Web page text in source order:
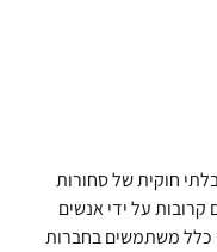
חוקית של סחורות
על ידי אנשים
כלל משתמשים בחברות